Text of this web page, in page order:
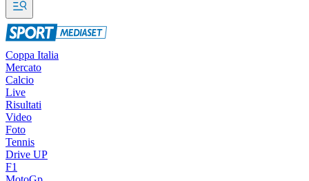
Coppa Italia
Mercato
Calcio
Live
Risultati
Video
Foto
Tennis
Drive UP
F1